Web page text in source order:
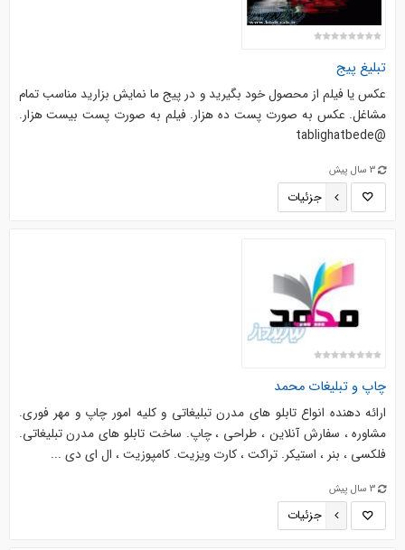
تبلیغ پیج
عکس یا فیلم از محصول خود بگیرید و در پیج ما نمایش بزارید مناسب تمام
مشاغل. عکس به صورت پست ده هزار. فیلم به صورت پست بیست هزار.
@tablighatbede
3 سال پیش
جزئیات
چاپ و تبلیغات محمد
ارائه دهنده انواع تابلو های مدرن تبلیغاتی و کلیه امور چاپ و مهر فوری.
مشاوره ، سفارش آنلاین ، طراحی ، چاپ. ساخت تابلو های مدرن تبلیغاتی.
فلکسی ، بنر ، استیکر. تراکت ، کارت ویزیت. کامپوزیت ، ال ای دی ...
3 سال پیش
جزئیات